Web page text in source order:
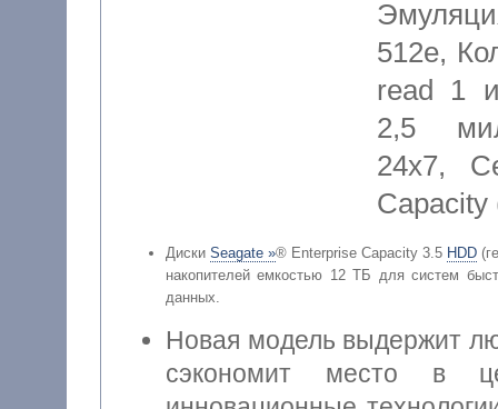
512e,
read 1
2,5
24x7,
Capacity
Диски Seagate »® Enterprise Capacity 3.5 HDD
накопителей емкостью 12 ТБ для систем
данных.
Новая модель выдержит
сэкономит место в